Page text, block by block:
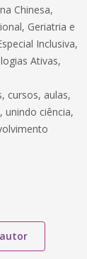
Chinesa,
Geriatria e
Inclusiva,
Ativas,
cursos, aulas,
unindo ciência,